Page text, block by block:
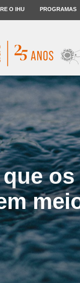
O IHU PROGRAMAS